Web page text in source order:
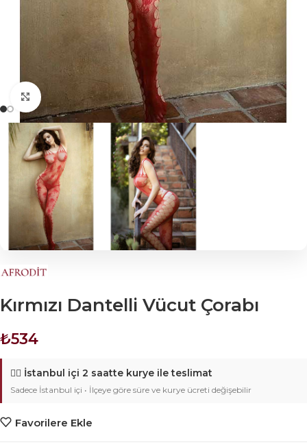
Click to enlarge
Kırmızı Dantelli Vücut Çorabı
₺534
🚴‍♂️ İstanbul içi 2 saatte kurye ile teslimat
Sadece İstanbul içi • İlçeye göre süre ve kurye ücreti değişebilir
Favorilere Ekle